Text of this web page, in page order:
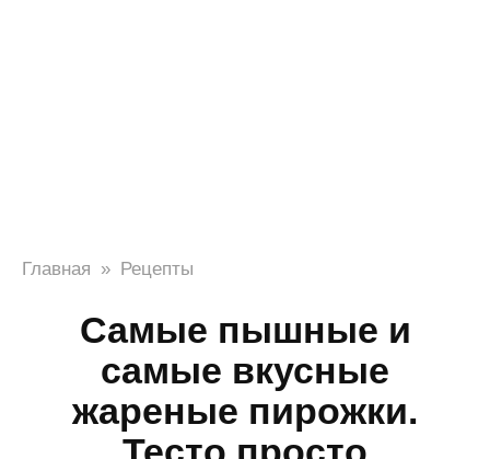
Главная » Рецепты
Самые пышные и
самые вкусные
жареные пирожки.